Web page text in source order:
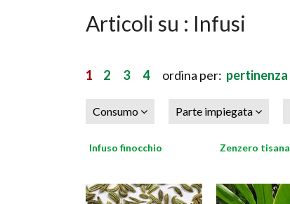
Articoli su : Infusi
1 2 3 4ordina per: pertinenza
Consumo Parte impiegata
Infuso finocchio Zenzero tisana